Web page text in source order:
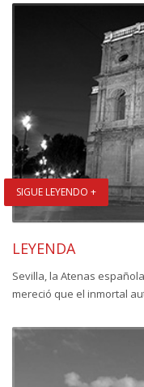
SIGUE LEYENDO +
LEYENDA
Sevilla, la Atenas
mereció que el inmortal